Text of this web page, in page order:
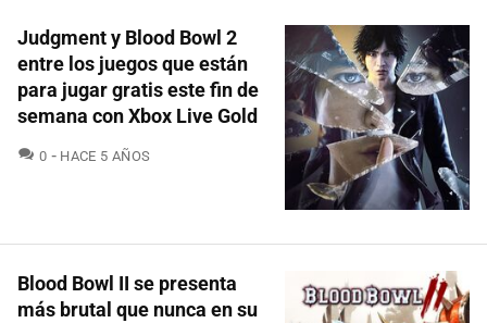
Judgment y Blood Bowl 2
entre los juegos que están
para jugar gratis este fin de
semana con Xbox Live Gold
0 COMENTARIOS
HACE 5 AÑOS
Blood Bowl II se presenta
más brutal que nunca en su